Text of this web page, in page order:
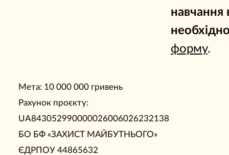
навчання
форму.
Мета: 10 000 000 гривень
Рахунок проєкту:
UA843052990000026006026232138
БО БФ «ЗАХИСТ МАЙБУТНЬОГО»
ЄДРПОУ 44865632